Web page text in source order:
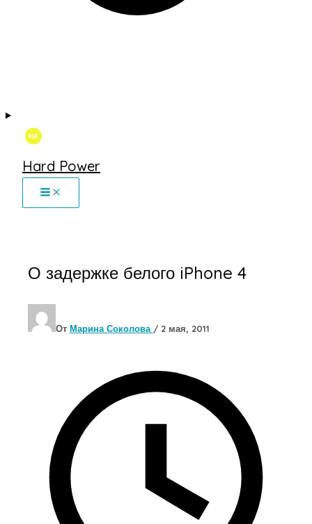
Hard Power
О задержке белого iPhone 4
От Марина Соколова / 2 мая, 2011